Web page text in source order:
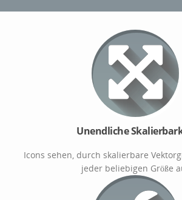
Unendliche
Icons sehen, durch skalierbare
jeder beliebigen Größe